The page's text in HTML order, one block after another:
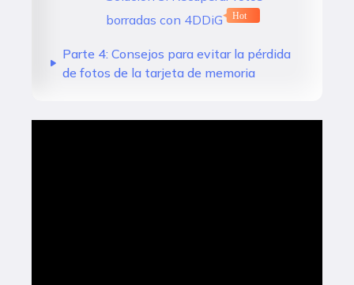
borradas con 4DDiG
Hot
Parte 4: Consejos para evitar la pérdida
de fotos de la tarjeta de memoria